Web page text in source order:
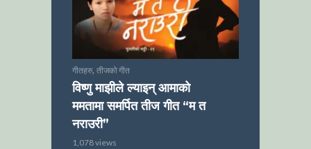
गीतहरु, तीजको गीत
विष्णु माझीले ल्याइन् आमाको
ममतामा समर्पित तीज गीत “म त
नराउरी”
1,078 views